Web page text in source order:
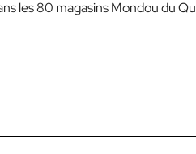
les 80 magasins Mondou du